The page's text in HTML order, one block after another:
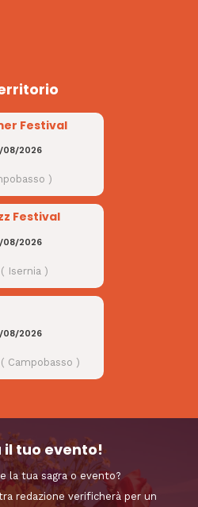
Festival
08/2026
)
Festival
08/2026
( Isernia )
08/2026
( Campobasso )
il tuo evento!
la tua sagra o evento?
redazione verificherà per un